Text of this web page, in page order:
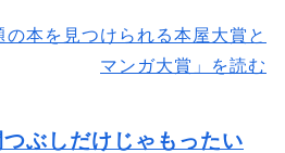
の本を見つけられる本屋大賞と
マンガ大賞」を読む
ぶしだけじゃもったい